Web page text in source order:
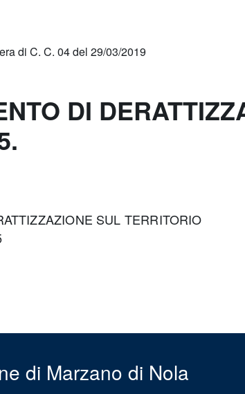
di C. C. 04 del 29/03/2019
DI
SUL TERRITORIO
di Marzano di Nola